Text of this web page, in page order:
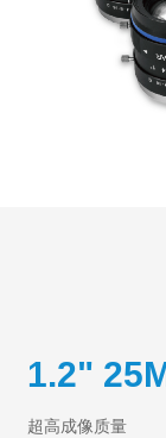
1.2"
超高成像质量